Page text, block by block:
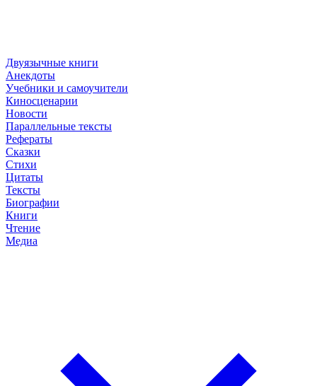
Двуязычные книги
Анекдоты
Учебники и самоучители
Киносценарии
Новости
Параллельные тексты
Рефераты
Сказки
Стихи
Цитаты
Тексты
Биографии
Книги
Чтение
Медиа